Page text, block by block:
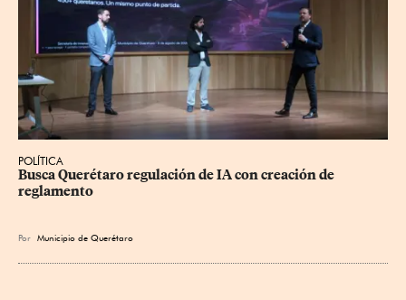
POLÍTICA
Busca Querétaro regulación de IA con creación de
reglamento
Por Municipio de Querétaro